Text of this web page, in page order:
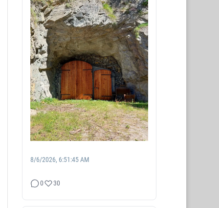
8/6/2026, 6:51:45 AM
0 30